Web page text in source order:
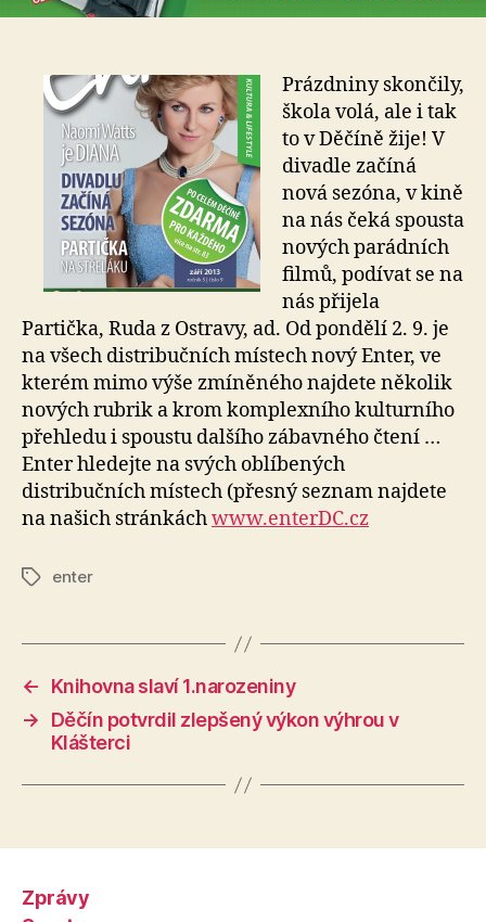
Prázdniny skončily,
škola volá, ale i tak
to v Děčíně žije! V
divadle začíná
nová sezóna, v kině
na nás čeká spousta
nových parádních
filmů, podívat se na
nás přijela
Partička, Ruda z Ostravy, ad. Od pondělí 2. 9. je
na všech distribučních místech nový Enter, ve
kterém mimo výše zmíněného najdete několik
nových rubrik a krom komplexního kulturního
přehledu i spoustu dalšího zábavného čtení …
Enter hledejte na svých oblíbených
distribučních místech (přesný seznam najdete
na našich stránkáchwww.enterDC.cz
Štítkyenter
←
Knihovna slaví 1.narozeniny
→
Děčín potvrdil zlepšený výkon výhrou v
Klášterci
Zprávy